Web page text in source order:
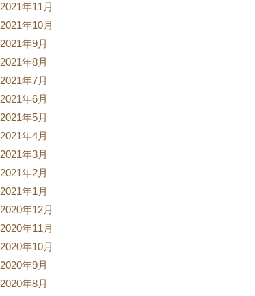
2021年11月
2021年10月
2021年9月
2021年8月
2021年7月
2021年6月
2021年5月
2021年4月
2021年3月
2021年2月
2021年1月
2020年12月
2020年11月
2020年10月
2020年9月
2020年8月